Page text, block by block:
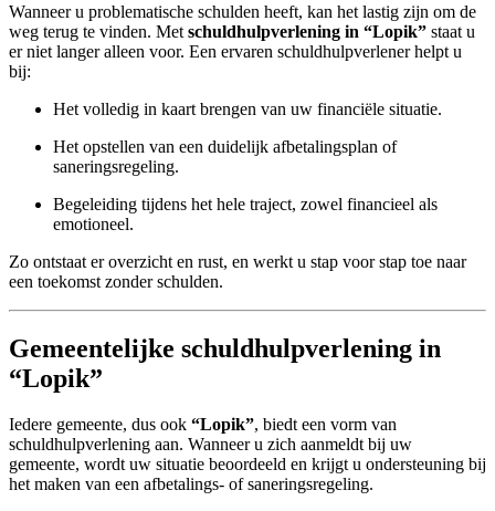
Wanneer u problematische schulden heeft, kan het lastig zijn om de
weg terug te vinden. Met schuldhulpverlening in “Lopik” staat u
er niet langer alleen voor. Een ervaren schuldhulpverlener helpt u
bij:
Het volledig in kaart brengen van uw financiële situatie.
Het opstellen van een duidelijk afbetalingsplan of
saneringsregeling.
Begeleiding tijdens het hele traject, zowel financieel als
emotioneel.
Zo ontstaat er overzicht en rust, en werkt u stap voor stap toe naar
een toekomst zonder schulden.
Gemeentelijke schuldhulpverlening in
“Lopik”
Iedere gemeente, dus ook “Lopik”, biedt een vorm van
schuldhulpverlening aan. Wanneer u zich aanmeldt bij uw
gemeente, wordt uw situatie beoordeeld en krijgt u ondersteuning bij
het maken van een afbetalings- of saneringsregeling.